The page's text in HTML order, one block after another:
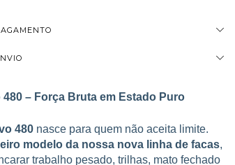
480 – Força Bruta em Estado Puro
480 nasce para quem não aceita limite.
modelo da nossa nova linha de facas,
trabalho pesado, trilhas, mato fechado